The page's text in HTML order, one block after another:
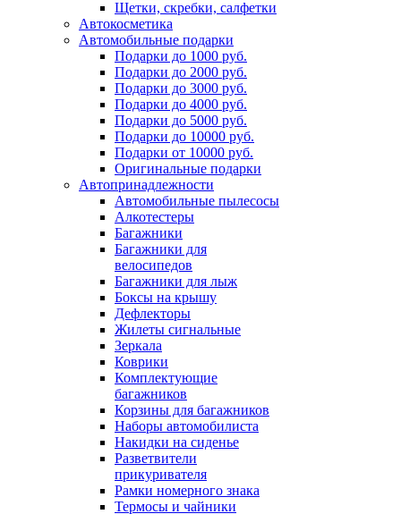
Щетки, скребки, салфетки
Автокосметика
Автомобильные подарки
Подарки до 1000 руб.
Подарки до 2000 руб.
Подарки до 3000 руб.
Подарки до 4000 руб.
Подарки до 5000 руб.
Подарки до 10000 руб.
Подарки от 10000 руб.
Оригинальные подарки
Автопринадлежности
Автомобильные пылесосы
Алкотестеры
Багажники
Багажники для
велосипедов
Багажники для лыж
Боксы на крышу
Дефлекторы
Жилеты сигнальные
Зеркала
Коврики
Комплектующие
багажников
Корзины для багажников
Наборы автомобилиста
Накидки на сиденье
Разветвители
прикуривателя
Рамки номерного знака
Термосы и чайники